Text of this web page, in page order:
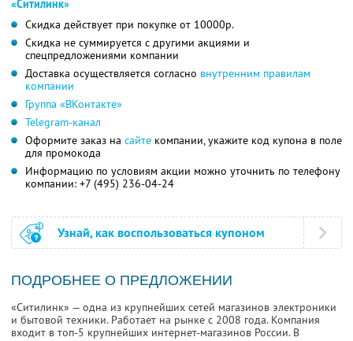
«Ситилинк»
Скидка действует при покупке от 10000р.
Скидка не суммируется с другими акциями и
спецпредложениями компании
Доставка осуществляется согласно внутренним правилам
компании
Группа «ВКонтакте»
Telegram-канал
Оформите заказ на сайте компании, укажите код купона в поле
для промокода
Информацию по условиям акции можно уточнить по телефону
компании: +7 (495) 236-04-24
Узнай, как воспользоваться купоном
ПОДРОБНЕЕ О ПРЕДЛОЖЕНИИ
«Ситилинк» — одна из крупнейших сетей магазинов электроники
и бытовой техники. Работает на рынке с 2008 года. Компания
входит в топ-5 крупнейших интернет-магазинов России. В